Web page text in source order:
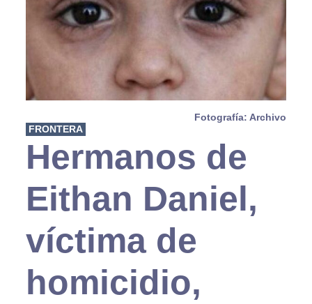
Fotografía: Archivo
FRONTERA
Hermanos de
Eithan Daniel,
víctima de
homicidio,